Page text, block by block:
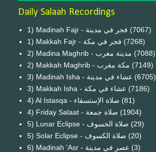
Daily Salaah Recordings
1) Madinah Fajr - فجر في مدينة (7067)
1) Makkah Fajr - فجر في مكة (7268)
2) Madina Maghrib - مدينة مغرب (7088)
2) Makkah Maghrib - مكة مغرب (7149)
3) Madinah Isha - عشاء في مدينة (6705)
3) Makkah Isha - عشاء في مكة (7186)
4) Al Istasqa - صلاة الإستسقاء (81)
4) Friday Salaat - صلاة جمعة (1904)
5) Lunar Eclipse - صلاة الخسوف (29)
(20)
6) Madinah 'Asr - عصر في مدينة (3)